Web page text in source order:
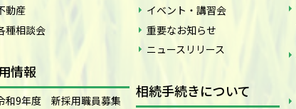
動産
種相談会
情報
和9年度 新採用職員募集
イベント・講習会
重要なお知らせ
ニュースリリース
相続手続きについて